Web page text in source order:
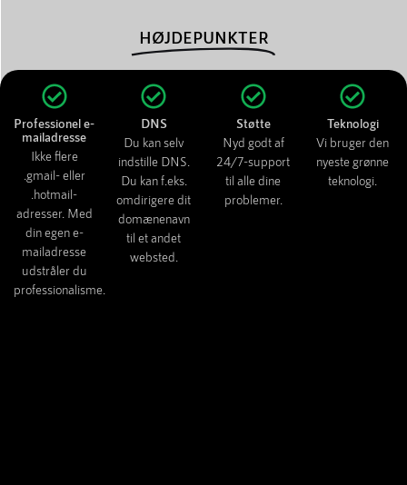
Professionel e-
mailadresse
Ikke flere
.gmail- eller
.hotmail-
adresser. Med
din egen e-
mailadresse
udstråler du
professionalisme.
DNS
Du kan selv
indstille DNS.
Du kan f.eks.
omdirigere dit
domænenavn
til et andet
websted.
Støtte
Nyd godt af
24/7-support
til alle dine
problemer.
Teknologi
Vi bruger den
nyeste grønne
teknologi.
HØJDEPUNKTER